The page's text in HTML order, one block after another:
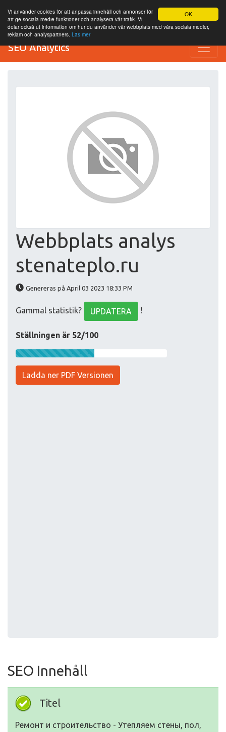
OK
Vi använder cookies för att anpassa innehåll och annonser för
att ge sociala medie funktioner och analysera vår trafik. Vi
delar också ut information om hur du använder vår webbplats med våra sociala medier,
reklam och analyspartners. Läs mer
SEO Analytics
Webbplats analys
stenateplo.ru
Genereras på April 03 2023 18:33 PM
Gammal statistik? UPDATERA !
Ställningen är 52/100
Ladda ner PDF Versionen
SEO Innehåll
Titel
Ремонт и строительство - Утепляем стены, пол,